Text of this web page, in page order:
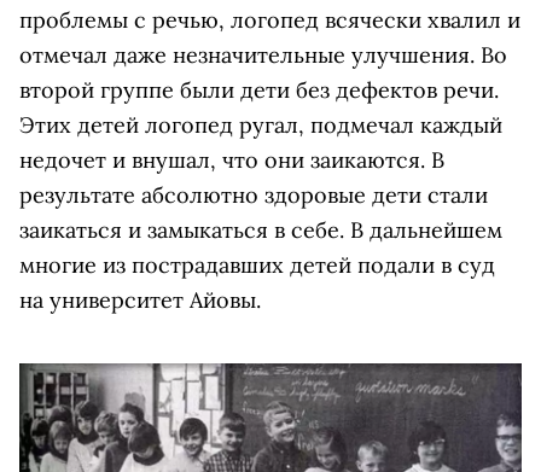
проблемы с речью, логопед всячески хвалил и
отмечал даже незначительные улучшения. Во
второй группе были дети без дефектов речи.
Этих детей логопед ругал, подмечал каждый
недочет и внушал, что они заикаются. В
результате абсолютно здоровые дети стали
заикаться и замыкаться в себе. В дальнейшем
многие из пострадавших детей подали в суд
на университет Айовы.